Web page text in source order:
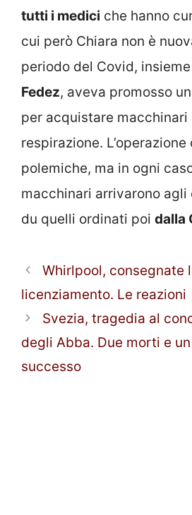
tutti i medici che hanno
cui però Chiara non è
periodo del Covid,
Fedez, aveva promosso
per acquistare macchinari
respirazione.
polemiche, ma in ogni
macchinari arrivarono agli
du quelli ordinati poi dalla
Whirlpool, consegnate
licenziamento. Le reazioni
Svezia, tragedia al
degli Abba. Due morti e
successo